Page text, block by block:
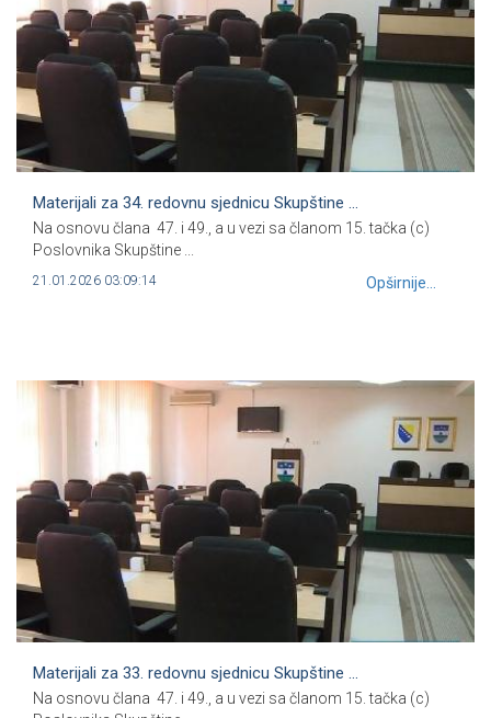
Materijali za 34. redovnu sjednicu Skupštine ...
Na osnovu člana 47. i 49., a u vezi sa članom 15. tačka (c)
Poslovnika Skupštine ...
21.01.2026 03:09:14 Opširnije...
Materijali za 33. redovnu sjednicu Skupštine ...
Na osnovu člana 47. i 49., a u vezi sa članom 15. tačka (c)